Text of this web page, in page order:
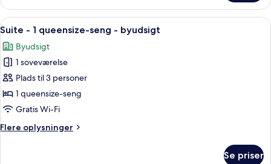
byudsigt
-
kingsize-
-
balkon
byudsigt
Indlæs
alle
billeder
af
Suite
-
1
seng
Et hotelværelse med seng,
1
Suite - 1 queensize-seng - byudsigt
Byudsigt
1 soveværelse
Plads til 3 personer
1 queensize-seng
Gratis Wi-Fi
Flere oplysninger
Flere
Se priser